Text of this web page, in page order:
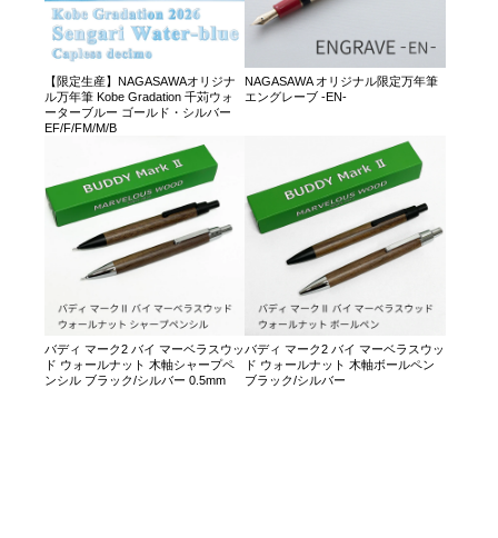
【限定生産】NAGASAWAオリジナ
ル万年筆 Kobe Gradation 千苅ウォ
ーターブルー ゴールド・シルバー
EF/F/FM/M/B
NAGASAWA オリジナル限定万年筆
エングレーブ -EN-
バディ マーク2 バイ マーベラスウッ
ド ウォールナット 木軸シャープペ
ンシル ブラック/シルバー 0.5mm
バディ マーク2 バイ マーベラスウッ
ド ウォールナット 木軸ボールペン
ブラック/シルバー